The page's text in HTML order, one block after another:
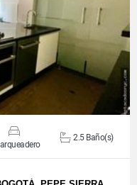
2.5 Baño(s)